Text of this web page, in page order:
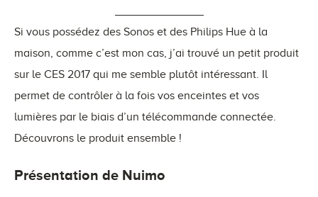
Si vous possédez des Sonos et des Philips Hue à la
maison, comme c’est mon cas, j’ai trouvé un petit produit
sur le CES 2017 qui me semble plutôt intéressant. Il
permet de contrôler à la fois vos enceintes et vos
lumières par le biais d’un télécommande connectée.
Découvrons le produit ensemble !
Présentation de Nuimo